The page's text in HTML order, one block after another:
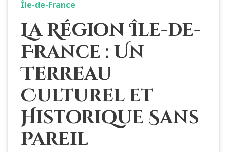
Île-de-France
La Région Île-de-
France : Un
Terreau
Culturel et
Historique Sans
Pareil